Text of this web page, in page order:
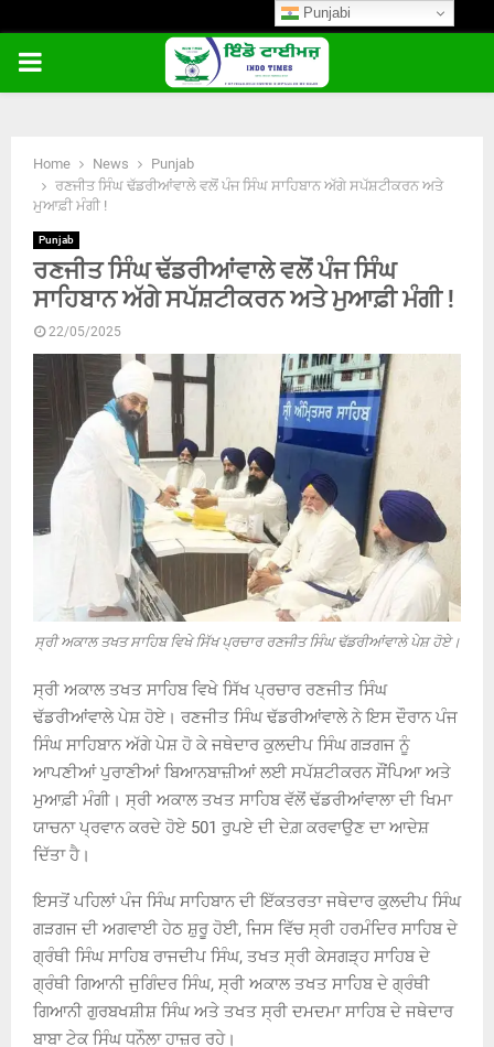
PRIMARY
Home News
Punjab
ਰਣਜੀਤ ਸਿੰਘ ਢੱਡਰੀਆਂਵਾਲੇ ਵਲੋਂ ਪੰਜ ਸਿੰਘ ਸਾਹਿਬਾਨ ਅੱਗੇ ਸਪੱਸ਼ਟੀਕਰਨ ਅਤੇ
ਮੁਆਫ਼ੀ ਮੰਗੀ !
Punjab
ਰਣਜੀਤ ਸਿੰਘ ਢੱਡਰੀਆਂਵਾਲੇ ਵਲੋਂ ਪੰਜ ਸਿੰਘ
ਸਾਹਿਬਾਨ ਅੱਗੇ ਸਪੱਸ਼ਟੀਕਰਨ ਅਤੇ ਮੁਆਫ਼ੀ ਮੰਗੀ !
22/05/2025
ਸ੍ਰੀ ਅਕਾਲ ਤਖਤ ਸਾਹਿਬ ਵਿਖੇ ਸਿੱਖ ਪ੍ਰਚਾਰ ਰਣਜੀਤ ਸਿੰਘ ਢੱਡਰੀਆਂਵਾਲੇ ਪੇਸ਼ ਹੋਏ।
ਸ੍ਰੀ ਅਕਾਲ ਤਖਤ ਸਾਹਿਬ ਵਿਖੇ ਸਿੱਖ ਪ੍ਰਚਾਰ ਰਣਜੀਤ ਸਿੰਘ
ਢੱਡਰੀਆਂਵਾਲੇ ਪੇਸ਼ ਹੋਏ। ਰਣਜੀਤ ਸਿੰਘ ਢੱਡਰੀਆਂਵਾਲੇ ਨੇ ਇਸ ਦੌਰਾਨ ਪੰਜ
ਸਿੰਘ ਸਾਹਿਬਾਨ ਅੱਗੇ ਪੇਸ਼ ਹੋ ਕੇ ਜਥੇਦਾਰ ਕੁਲਦੀਪ ਸਿੰਘ ਗੜਗਜ ਨੂੰ
ਆਪਣੀਆਂ ਪੁਰਾਣੀਆਂ ਬਿਆਨਬਾਜ਼ੀਆਂ ਲਈ ਸਪੱਸ਼ਟੀਕਰਨ ਸੌਂਪਿਆ ਅਤੇ
ਮੁਆਫ਼ੀ ਮੰਗੀ। ਸ੍ਰੀ ਅਕਾਲ ਤਖਤ ਸਾਹਿਬ ਵੱਲੋਂ ਢੱਡਰੀਆਂਵਾਲਾ ਦੀ ਖਿਮਾ
ਯਾਚਨਾ ਪ੍ਰਵਾਨ ਕਰਦੇ ਹੋਏ 501 ਰੁਪਏ ਦੀ ਦੇਗ਼ ਕਰਵਾਉਣ ਦਾ ਆਦੇਸ਼
ਦਿੱਤਾ ਹੈ।
ਇਸਤੋਂ ਪਹਿਲਾਂ ਪੰਜ ਸਿੰਘ ਸਾਹਿਬਾਨ ਦੀ ਇੱਕਤਰਤਾ ਜਥੇਦਾਰ ਕੁਲਦੀਪ ਸਿੰਘ
ਗੜਗਜ ਦੀ ਅਗਵਾਈ ਹੇਠ ਸ਼ੁਰੂ ਹੋਈ, ਜਿਸ ਵਿੱਚ ਸ੍ਰੀ ਹਰਮੰਦਿਰ ਸਾਹਿਬ ਦੇ
ਗ੍ਰੰਥੀ ਸਿੰਘ ਸਾਹਿਬ ਰਾਜਦੀਪ ਸਿੰਘ, ਤਖਤ ਸ੍ਰੀ ਕੇਸਗੜ੍ਹ ਸਾਹਿਬ ਦੇ
ਗ੍ਰੰਥੀ ਗਿਆਨੀ ਜੁਗਿੰਦਰ ਸਿੰਘ, ਸ੍ਰੀ ਅਕਾਲ ਤਖਤ ਸਾਹਿਬ ਦੇ ਗ੍ਰੰਥੀ
ਗਿਆਨੀ ਗੁਰਬਖਸ਼ੀਸ਼ ਸਿੰਘ ਅਤੇ ਤਖਤ ਸ੍ਰੀ ਦਮਦਮਾ ਸਾਹਿਬ ਦੇ ਜਥੇਦਾਰ
ਬਾਬਾ ਟੇਕ ਸਿੰਘ ਧਨੌਲਾ ਹਾਜ਼ਰ ਰਹੇ।
Punjabi